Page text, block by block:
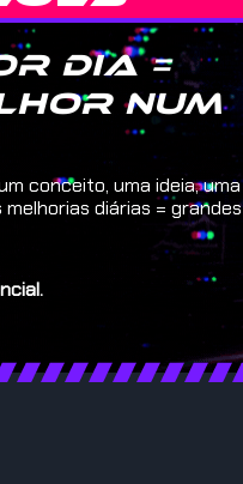
dia =
num
conceito, uma ideia, uma
diárias = grandes